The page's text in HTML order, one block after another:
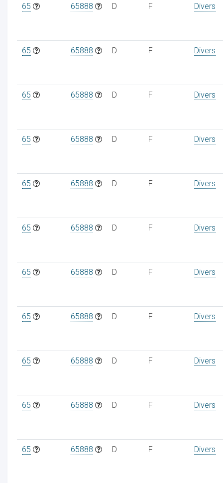
65 65888 D F Divers
65 65888 D F Divers
65 65888 D F Divers
65 65888 D F Divers
65 65888 D F Divers
65 65888 D F Divers
65 65888 D F Divers
65 65888 D F Divers
65 65888 D F Divers
65 65888 D F Divers
65 65888 D F Divers